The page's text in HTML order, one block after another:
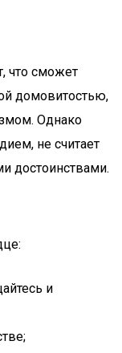
что сможет
домовитостью,
Однако
не считает
достоинствами.
и